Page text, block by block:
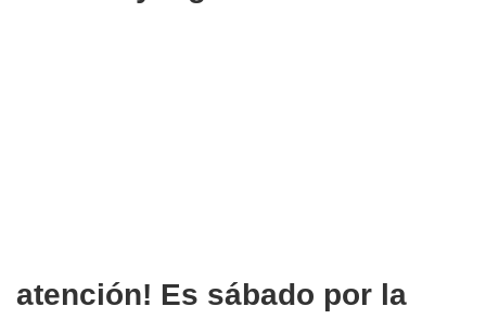
atención! Es sábado por la